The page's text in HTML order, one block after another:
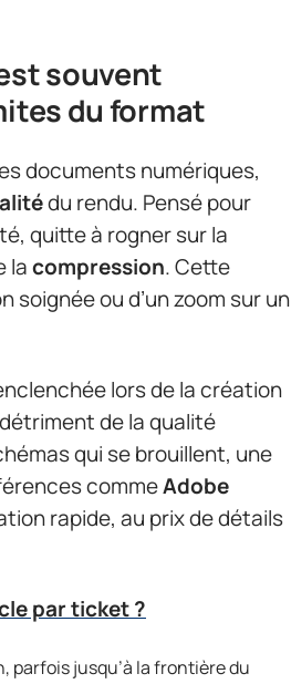
souvent
du format
documents numériques,
du rendu. Pensé pour
quitte à rogner sur la
lacompression. Cette
soignée ou d’un zoom sur un
lors de la création
de la qualité
qui se brouillent, une
commeAdobe
rapide, au prix de détails
par ticket ?
parfois jusqu’à la frontière du